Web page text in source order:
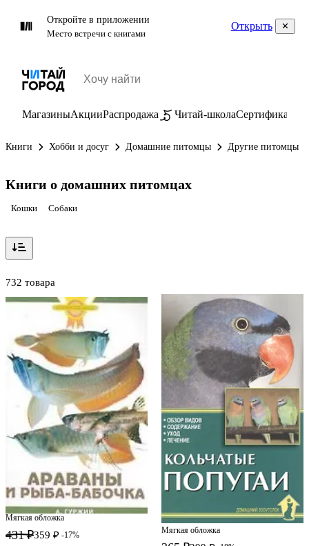
Откройте в приложении
Место встречи с книгами
Открыть
МагазиныАкцииРаспродажа Читай-школаСертификаты
Книги Хобби и досуг Домашние питомцы Другие питомцы
Книги о домашних питомцах
Кошки Собаки
732 товара
Мягкая обложка
431 ₽359 ₽ -17%
Мягкая обложка